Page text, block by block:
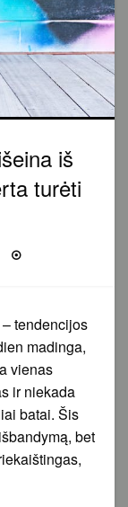
iš
turėti
tendencijos
madinga,
vienas
ir niekada
batai. Šis
bet